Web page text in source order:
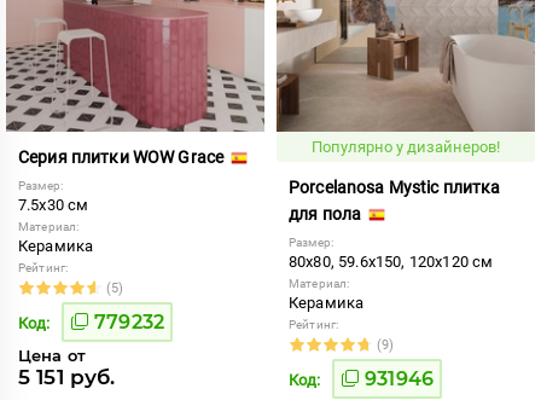
Серия плитки WOW Grace
Размер:
7.5x30 см
Материал:
Керамика
Рейтинг:
(5)
Код: 779232
Цена от
5 151 руб.
Популярно у дизайнеров!
Porcelanosa Mystic плитка
для пола
Размер:
80x80, 59.6x150, 120x120 см
Материал:
Керамика
Рейтинг:
(9)
Код: 931946